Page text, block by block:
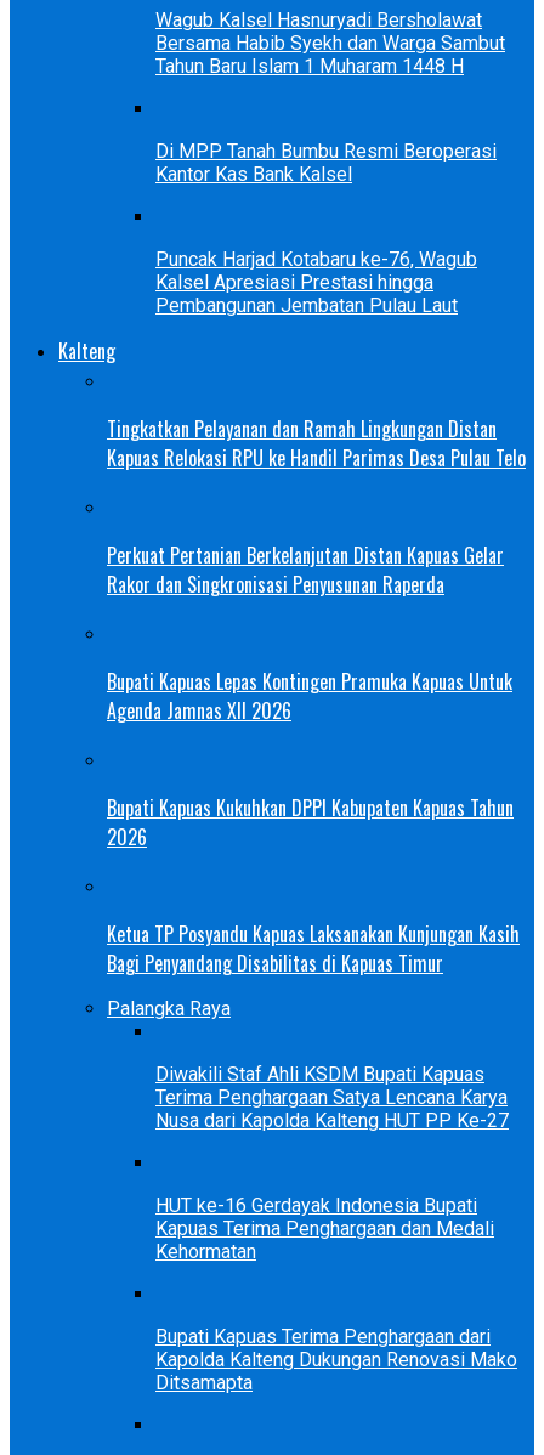
Wagub Kalsel Hasnuryadi Bersholawat
Bersama Habib Syekh dan Warga Sambut
Tahun Baru Islam 1 Muharam 1448 H
Di MPP Tanah Bumbu Resmi Beroperasi
Kantor Kas Bank Kalsel
Puncak Harjad Kotabaru ke-76, Wagub
Kalsel Apresiasi Prestasi hingga
Pembangunan Jembatan Pulau Laut
Kalteng
Tingkatkan Pelayanan dan Ramah Lingkungan Distan
Kapuas Relokasi RPU ke Handil Parimas Desa Pulau Telo
Perkuat Pertanian Berkelanjutan Distan Kapuas Gelar
Rakor dan Singkronisasi Penyusunan Raperda
Bupati Kapuas Lepas Kontingen Pramuka Kapuas Untuk
Agenda Jamnas XII 2026
Bupati Kapuas Kukuhkan DPPI Kabupaten Kapuas Tahun
2026
Ketua TP Posyandu Kapuas Laksanakan Kunjungan Kasih
Bagi Penyandang Disabilitas di Kapuas Timur
Palangka Raya
Diwakili Staf Ahli KSDM Bupati Kapuas
Terima Penghargaan Satya Lencana Karya
Nusa dari Kapolda Kalteng HUT PP Ke-27
HUT ke-16 Gerdayak Indonesia Bupati
Kapuas Terima Penghargaan dan Medali
Kehormatan
Bupati Kapuas Terima Penghargaan dari
Kapolda Kalteng Dukungan Renovasi Mako
Ditsamapta